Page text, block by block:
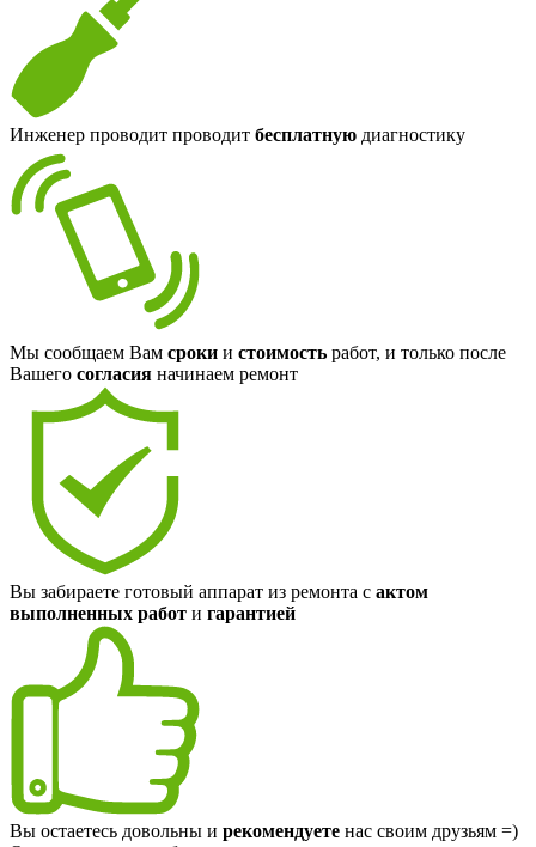
Инженер проводит проводит бесплатную диагностику
Мы сообщаем Вам сроки и стоимость работ, и только после
Вашего согласия начинаем ремонт
Вы забираете готовый аппарат из ремонта с актом
выполненных работ и гарантией
Вы остаетесь довольны и рекомендуете нас своим друзьям =)